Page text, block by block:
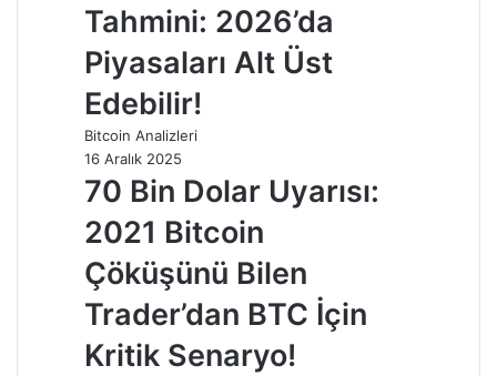
Tahmini: 2026’da
Piyasaları Alt Üst
Edebilir!
Bitcoin Analizleri
16 Aralık 2025
70 Bin Dolar Uyarısı:
2021 Bitcoin
Çöküşünü Bilen
Trader’dan BTC İçin
Kritik Senaryo!